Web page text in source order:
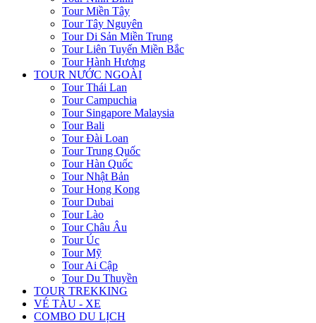
Tour Miền Tây
Tour Tây Nguyên
Tour Di Sản Miền Trung
Tour Liên Tuyến Miền Bắc
Tour Hành Hương
TOUR NƯỚC NGOÀI
Tour Thái Lan
Tour Campuchia
Tour Singapore Malaysia
Tour Bali
Tour Đài Loan
Tour Trung Quốc
Tour Hàn Quốc
Tour Nhật Bản
Tour Hong Kong
Tour Dubai
Tour Lào
Tour Châu Âu
Tour Úc
Tour Mỹ
Tour Ai Cập
Tour Du Thuyền
TOUR TREKKING
VÉ TÀU - XE
COMBO DU LỊCH